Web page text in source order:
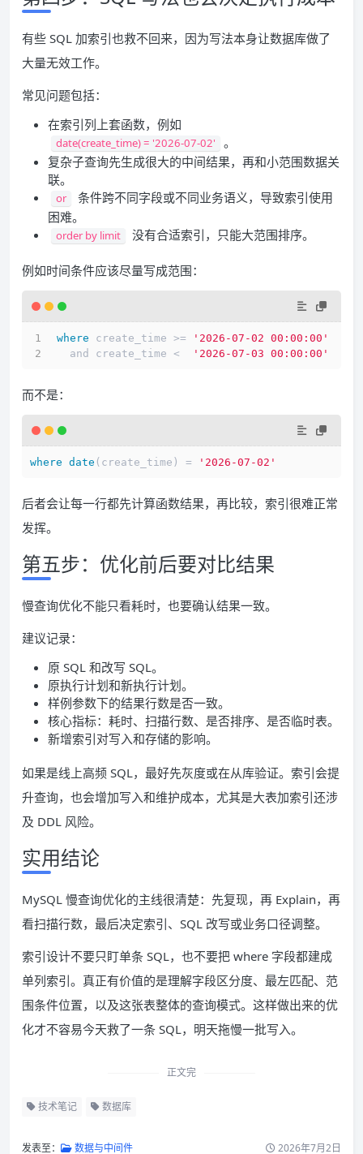
有些 SQL 加索引也救不回来，因为写法本身让数据库做了
大量无效工作。
常见问题包括：
在索引列上套函数，例如
date(create_time) = '2026-07-02'
。
复杂子查询先生成很大的中间结果，再和小范围数据关
联。
or
条件跨不同字段或不同业务语义，导致索引使用
困难。
order by limit 没有合适索引，只能大范围排序。
例如时间条件应该尽量写成范围：
where create_time >=
'2026-07-02 00:00:00'
  and create_time <
'2026-07-03 00:00:00'
而不是：
where date (create_time) = '2026-07-02'
后者会让每一行都先计算函数结果，再比较，索引很难正常
发挥。
第五步：优化前后要对比结果
慢查询优化不能只看耗时，也要确认结果一致。
建议记录：
原 SQL 和改写 SQL。
原执行计划和新执行计划。
样例参数下的结果行数是否一致。
核心指标：耗时、扫描行数、是否排序、是否临时表。
新增索引对写入和存储的影响。
如果是线上高频 SQL，最好先灰度或在从库验证。索引会提
升查询，也会增加写入和维护成本，尤其是大表加索引还涉
及 DDL 风险。
实用结论
MySQL 慢查询优化的主线很清楚：先复现，再 Explain，再
看扫描行数，最后决定索引、SQL 改写或业务口径调整。
索引设计不要只盯单条 SQL，也不要把 where 字段都建成
单列索引。真正有价值的是理解字段区分度、最左匹配、范
围条件位置，以及这张表整体的查询模式。这样做出来的优
化才不容易今天救了一条 SQL，明天拖慢一批写入。
正文完
技术笔记 数据库
发表至： 数据与中间件 2026年7月2日